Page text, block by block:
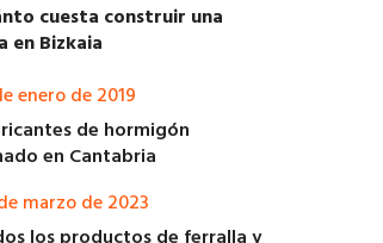
cuesta construir una
en Bizkaia
enero de 2019
de hormigón
en Cantabria
marzo de 2023